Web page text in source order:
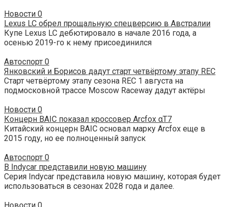
Новости 0
Lexus LC обрел прощальную спецверсию в Австралии
Купе Lexus LC дебютировало в начале 2016 года, а
осенью 2019-го к нему присоединился
Автоспорт 0
Янковский и Борисов дадут старт четвёртому этапу REC
Старт четвёртому этапу сезона REC 1 августа на
подмосковной трассе Moscow Raceway дадут актёры
Новости 0
Концерн BAIC показал кроссовер Arcfox αT7
Китайский концерн BAIC основал марку Arcfox еще в
2015 году, но ее полноценный запуск
Автоспорт 0
В Indycar представили новую машину
Серия Indycar представила новую машину, которая будет
использоваться в сезонах 2028 года и далее.